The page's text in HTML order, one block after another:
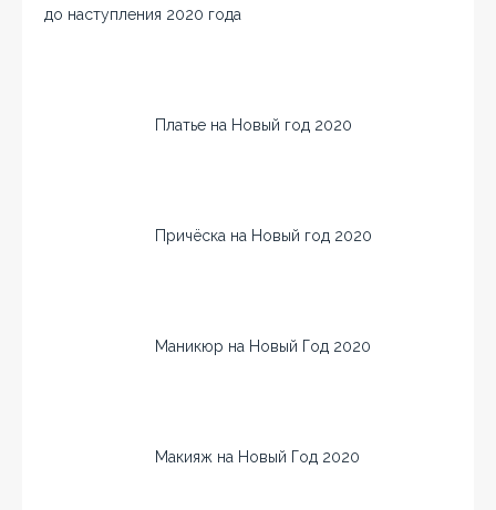
до наступления 2020 года
Платье на Новый год 2020
Причёска на Новый год 2020
Маникюр на Новый Год 2020
Макияж на Новый Год 2020